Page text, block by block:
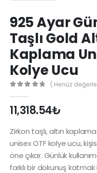
925 Ayar
Taşlı Gold
Kaplama
Kolye Ucu
( Henüz
11,318.54₺
Zirkon taşlı, altın
unisex OTF kolye ucu,
öne çıkar. Günlük
farklı bir dokunuş